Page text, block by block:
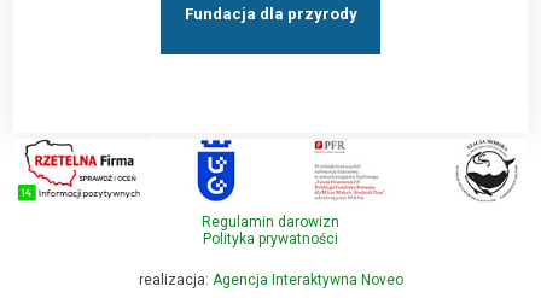
Fundacja dla przyrody
Regulamin darowizn
Polityka prywatności
realizacja: Agencja Interaktywna Noveo